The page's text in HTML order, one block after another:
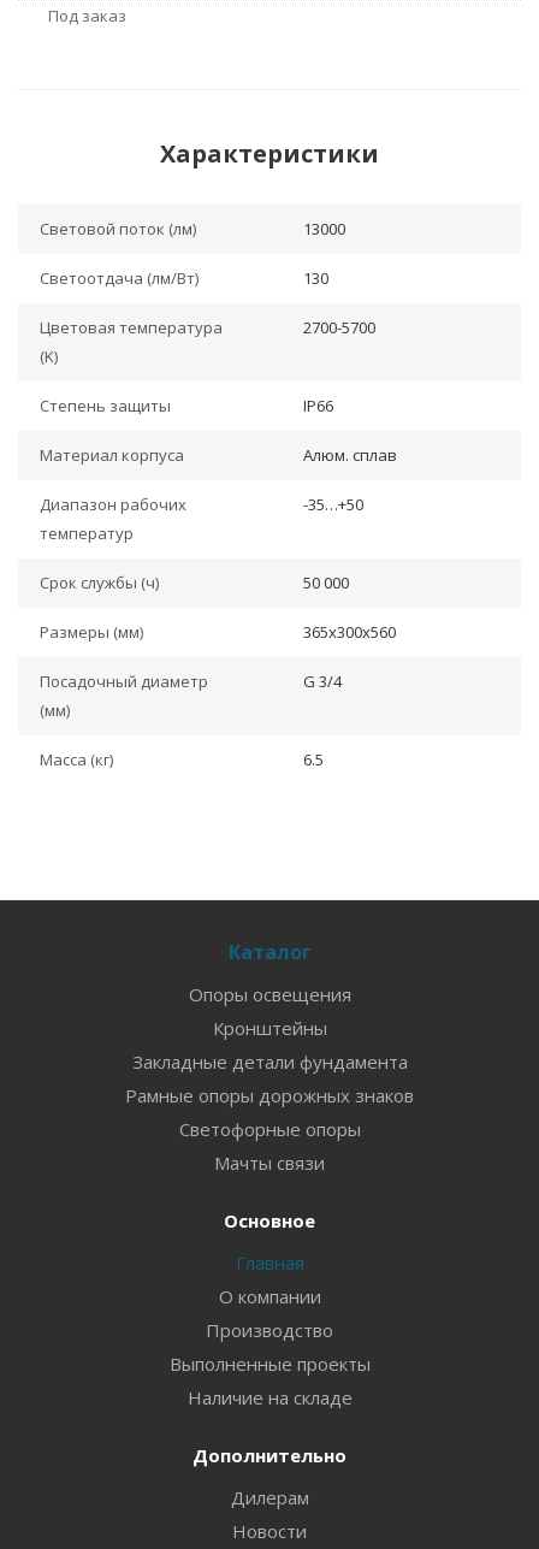
Под заказ
Характеристики
Световой поток (лм) 13000
Светоотдача (лм/Вт) 130
Цветовая температура
(K)
2700-5700
Степень защиты IP66
Материал корпуса Алюм. сплав
Диапазон рабочих
температур
-35…+50
Срок службы (ч) 50 000
Размеры (мм) 365x300x560
Посадочный диаметр
(мм)
G 3/4
Масса (кг) 6.5
Каталог
Опоры освещения
Кронштейны
Закладные детали фундамента
Рамные опоры дорожных знаков
Светофорные опоры
Мачты связи
Основное
Главная
О компании
Производство
Выполненные проекты
Наличие на складе
Дополнительно
Дилерам
Новости